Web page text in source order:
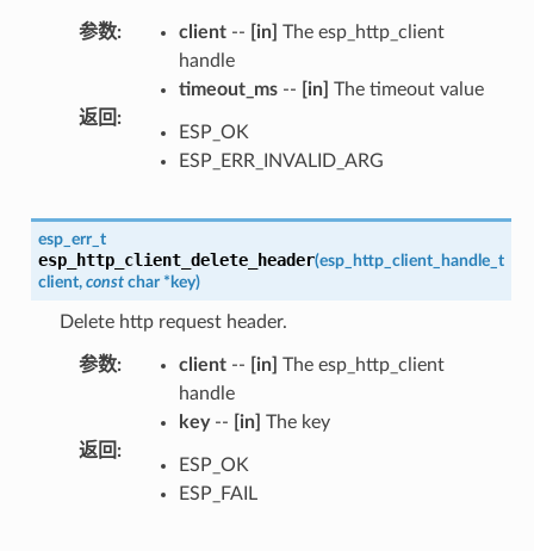
参数: client-- [in] The esp_http_client
handle
timeout_ms-- [in] The timeout value
返回 :
ESP_OK
ESP_ERR_INVALID_ARG
esp_err_t
esp_http_client_delete_header(esp_http_client_handle_t
client, const char * key)
Delete http request header.
参数: client-- [in] The esp_http_client
handle
key-- [in] The key
返回 :
ESP_OK
ESP_FAIL